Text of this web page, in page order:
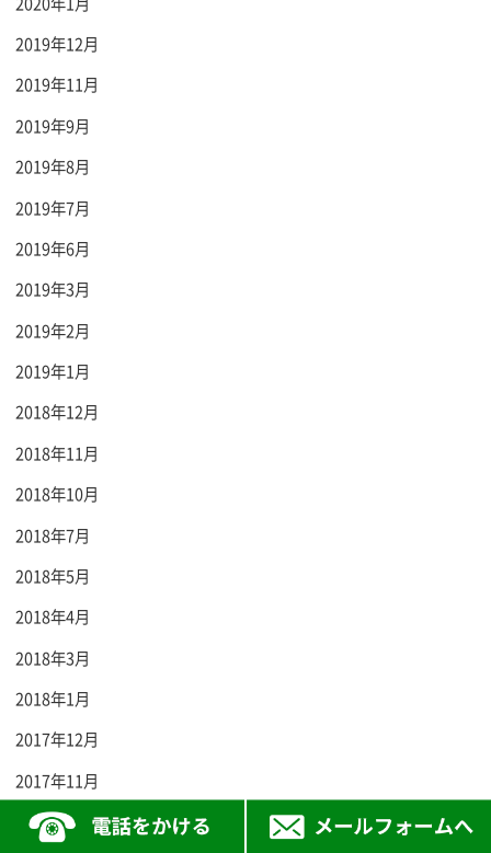
2019年12月
2019年11月
2019年9月
2019年8月
2019年7月
2019年6月
2019年3月
2019年2月
2019年1月
2018年12月
2018年11月
2018年10月
2018年7月
2018年5月
2018年4月
2018年3月
2018年1月
2017年12月
2017年11月
2017年9月